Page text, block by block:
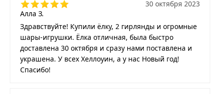
Алла З.
30 октября 2023
Здравствуйте! Купили ёлку, 2 гирлянды и огромные
шары-игрушки. Ёлка отличная, была быстро
доставлена 30 октября и сразу нами поставлена и
украшена. У всех Хеллоуин, а у нас Новый год!
Спасибо!